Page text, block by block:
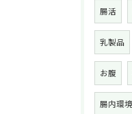
腸活
乳製品
お腹
腸内環境